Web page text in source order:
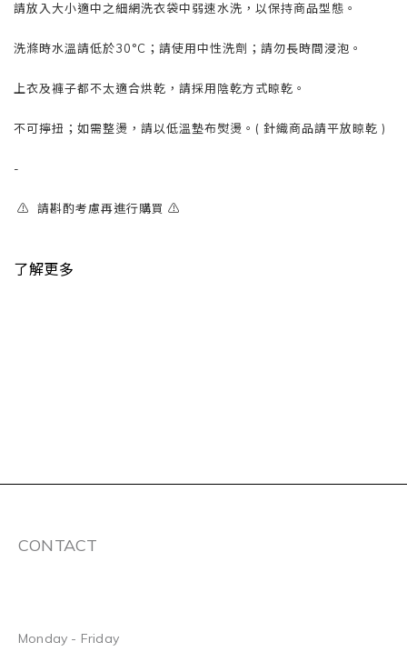
請放入大小適中之細網洗衣袋中弱速水洗，以保持商品型態。
洗滌時水溫請低於30°C；請使用中性洗劑；請勿長時間浸泡。
上衣及褲子都不太適合烘乾，請採用陰乾方式晾乾。
不可擰扭；如需整燙，請以低溫墊布熨燙。( 針織商品請平放晾乾 )
-
⚠️ 請斟酌考慮再進行購買 ⚠️
了解更多
CONTACT
Monday - Friday